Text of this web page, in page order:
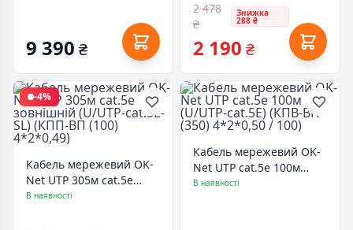
9 390 ₴
2 478
₴
Знижка
288 ₴
2 190 ₴
-4%
Кабель мережевий OK-
Net UTP 305м cat.5e
зовнішній (U/UTP-cat.5E-
В наявності
Кабель мережевий OK-
Net UTP cat.5e 100м
(U/UTP-cat.5Е) (КПВ-ВП
В наявності